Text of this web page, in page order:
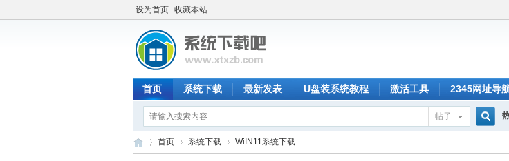
设为首页 收藏本站
首页 系统下载 最新发表 U盘装系统教程 激活工具 2345网址导
帖子
首页 系统下载 WiIN11系统下载